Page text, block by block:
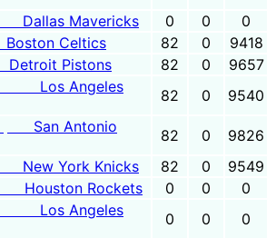
Dallas Mavericks 0 0
0
Boston Celtics 82 0
9418
Detroit Pistons 82 0
9657
Los Angeles
82 0 9540
San Antonio
82 0
9826
New York Knicks 82 0
9549
Houston Rockets 0 0
0
Los Angeles
0 0 0